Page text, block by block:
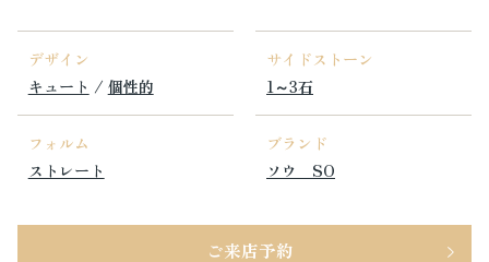
デザイン
キュート / 個性的
サイドストーン
1～3石
フォルム
ストレート
ブランド
ソウ SO
ご来店予約